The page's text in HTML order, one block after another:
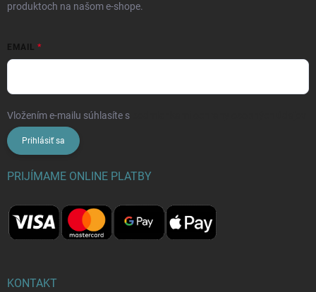
produktoch na našom e-shope.
EMAIL
Vložením e-mailu súhlasíte s
Prihlásiť sa
PRIJÍMAME ONLINE PLATBY
KONTAKT